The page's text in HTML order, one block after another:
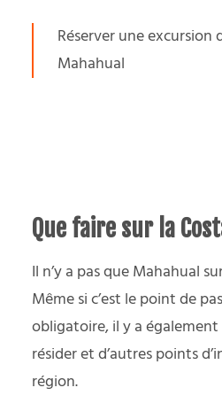
Réserver une excursion
Mahahual
Que faire sur la
Il n’y a pas que Mahahual
Même si c’est le point de
obligatoire, il y a
résider et d’autres points
région.